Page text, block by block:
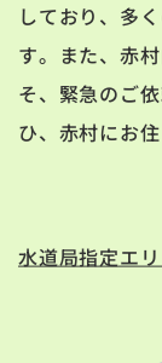
しており、多
す。また、赤
そ、緊急のご
ひ、赤村にお
水道局指定エ